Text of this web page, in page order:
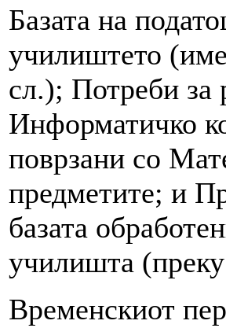
Базата на
училиштето
сл.); Потреби за
Информатичко
поврзани со
предметите; и
базата
училишта
Временскиот